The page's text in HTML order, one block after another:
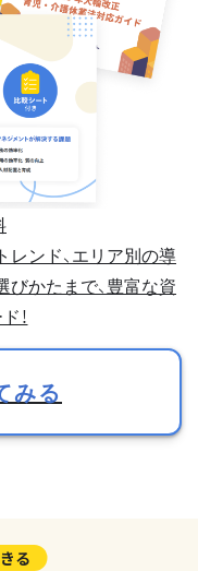
ンド、エリア別の導
かたまで、豊富な資
！
みる
る